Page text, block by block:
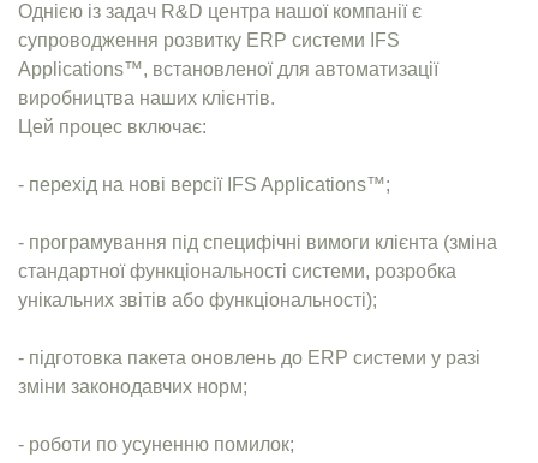
Однією із задач R&D центра нашої компанії є
супроводження розвитку ERP системи IFS
Applications™, встановленої для автоматизації
виробництва наших клієнтів.
Цей процес включає:
- перехід на нові версії IFS Applications™;
- програмування під специфічні вимоги клієнта (зміна
стандартної функціональності системи, розробка
унікальних звітів або функціональності);
- підготовка пакета оновлень до ERP системи у разі
зміни законодавчих норм;
- роботи по усуненню помилок;